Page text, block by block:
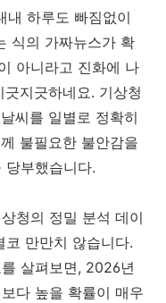
내 하루도 빠짐없이
식의 가짜뉴스가 확
아니라고 진화에 나
지긋하네요. 기상청
씨를 일별로 정확히
불필요한 불안감을
부했습니다.
청의 정밀 분석 데이
만만치 않습니다.
살펴보면, 2026년
다 높을 확률이 매우